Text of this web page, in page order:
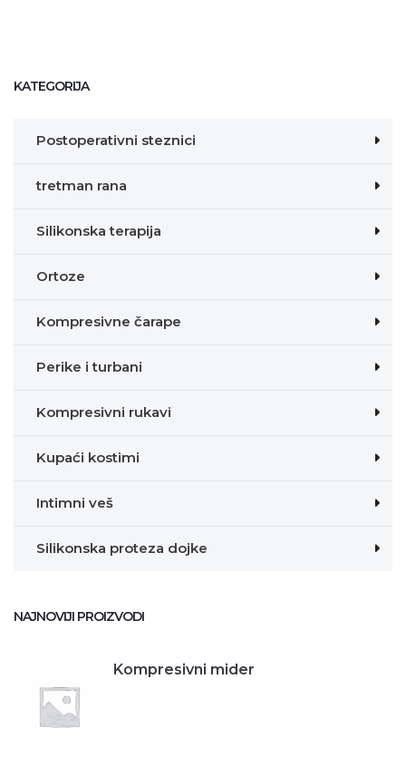
KATEGORIJA
Postoperativni steznici
tretman rana
Silikonska terapija
Ortoze
Kompresivne čarape
Perike i turbani
Kompresivni rukavi
Kupaći kostimi
Intimni veš
Silikonska proteza dojke
NAJNOVIJI PROIZVODI
Kompresivni mider